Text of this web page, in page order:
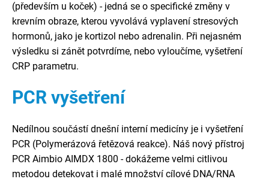
(především u koček) - jedná se o specifické změny v
krevním obraze, kterou vyvolává vyplavení stresových
hormonů, jako je kortizol nebo adrenalin. Při nejasném
výsledku si zánět potvrdíme, nebo vyloučíme, vyšetření
CRP parametru.
PCR vyšetření
Nedílnou součástí dnešní interní medicíny je i vyšetření
PCR (Polymerázová řetězová reakce). Náš nový přístroj
PCR Aimbio AIMDX 1800 - dokážeme velmi citlivou
metodou detekovat i malé množství cílové DNA/RNA